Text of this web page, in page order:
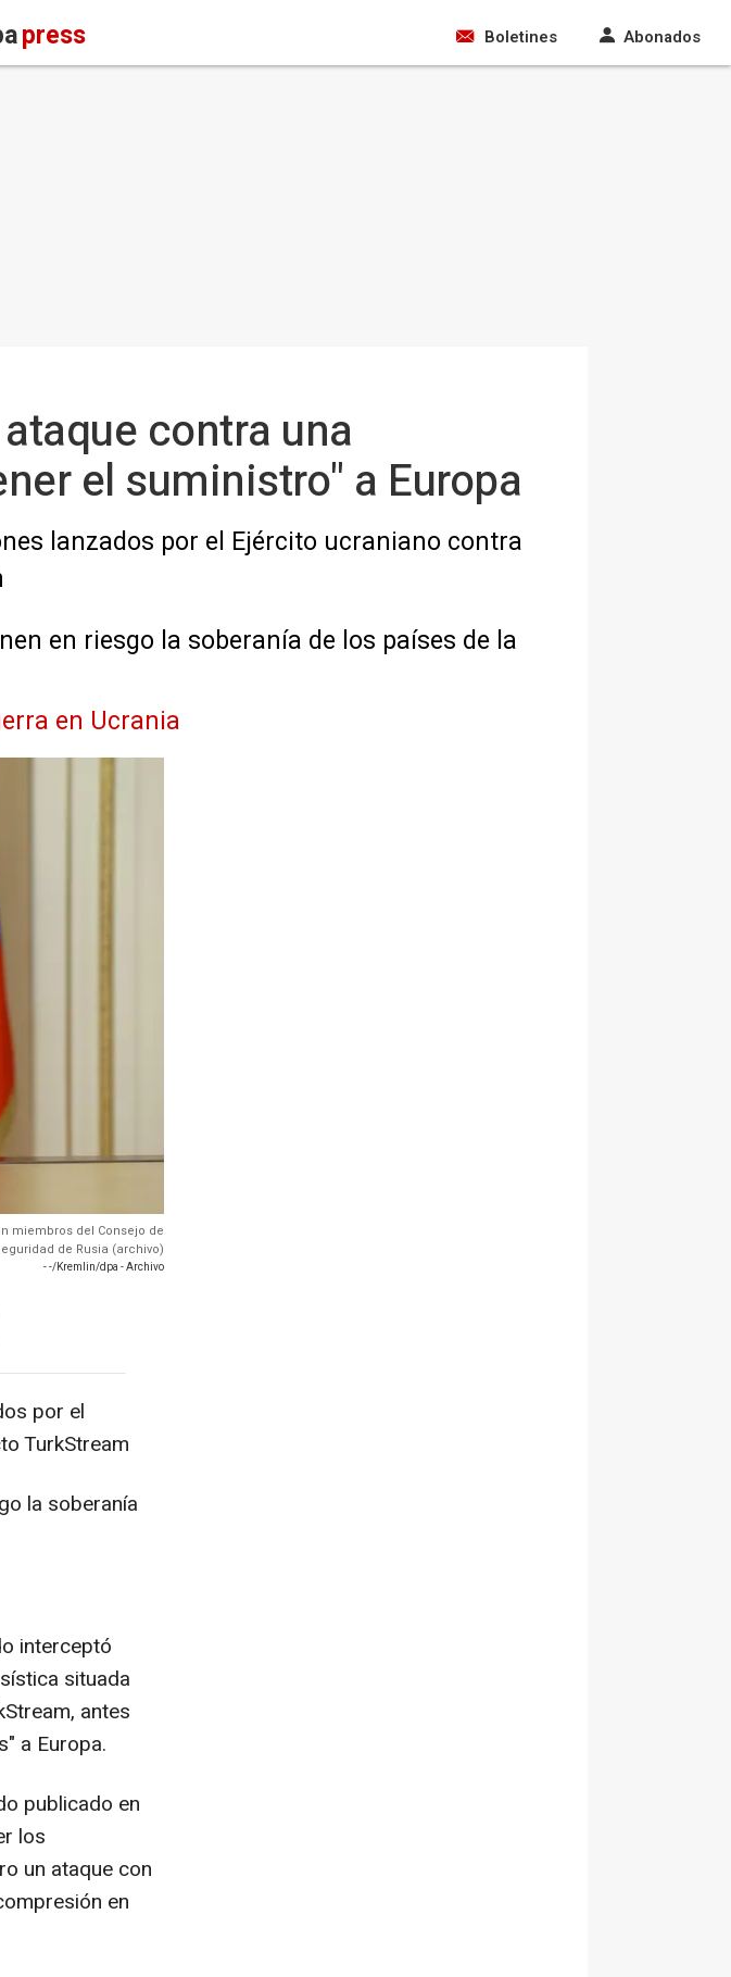
press Boletines Abonados
contra una
el suministro" a Europa
lanzados por el Ejército ucraniano contra
en riesgo la soberanía de los países de la
en Ucrania
miembros del Consejo de
de Rusia (archivo)
- -/Kremlin/dpa - Archivo
por el
TurkStream
la soberanía
interceptó
situada
antes
a Europa.
publicado en
los
un ataque con
en